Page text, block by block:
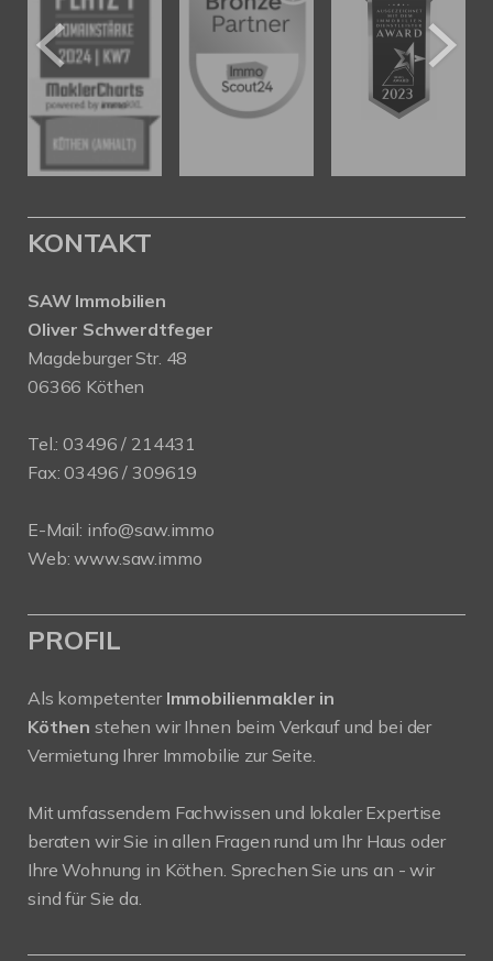
KONTAKT
SAW Immobilien
Oliver Schwerdtfeger
Magdeburger Str. 48
06366 Köthen
Tel.:03496 / 214431
Fax: 03496 / 309619
E-Mail: info@saw.immo
Web:www.saw.immo
PROFIL
Als kompetenter Immobilienmakler in
Köthen stehen wir Ihnen beim Verkauf und bei der
Vermietung Ihrer Immobilie zur Seite.
Mit umfassendem Fachwissen und lokaler Expertise
beraten wir Sie in allen Fragen rund um Ihr Haus oder
Ihre Wohnung in Köthen. Sprechen Sie uns an - wir
sind für Sie da.